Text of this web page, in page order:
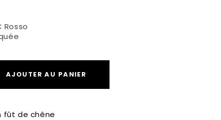
Rosso
AJOUTER AU PANIER
fût de chêne